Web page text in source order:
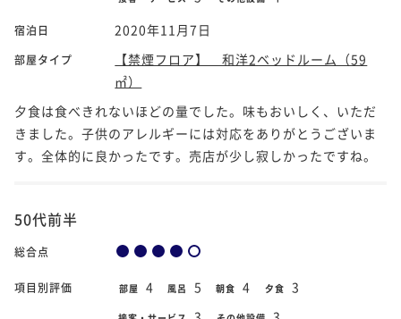
宿泊日 2020年11月7日
部屋タイプ
【禁煙フロア】 和洋2ベッドルーム（59
㎡）
夕食は食べきれないほどの量でした。味もおいしく、いただ
きました。子供のアレルギーには対応をありがとうございま
す。全体的に良かったです。売店が少し寂しかったですね。
50代前半
総合点
項目別評価 部屋 4 風呂 5 朝食 4 夕食 3